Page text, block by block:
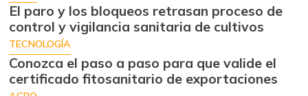
El paro y los bloqueos retrasan proceso de
control y vigilancia sanitaria de cultivos
TECNOLOGÍA
Conozca el paso a paso para que valide el
certificado fitosanitario de exportaciones